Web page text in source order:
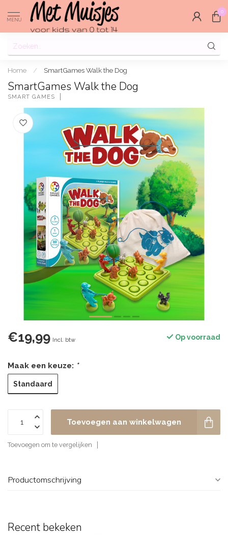
MENU
0
Home / SmartGames Walk the Dog
SmartGames Walk the Dog
SMART GAMES
€19,99 Incl. btw Op voorraad
Maak een keuze: *
Standaard
Toevoegen aan winkelwagen
Toevoegen om te vergelijken
Productomschrijving
Recent bekeken